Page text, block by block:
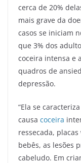
cerca de 20%
mais grave da
casos se iniciam
que 3% dos
coceira intensa e
quadros de
depressão.
“Ela se
causa coceira
ressecada,
bebês, as lesões
cabeludo. Em